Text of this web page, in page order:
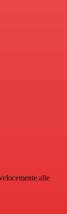
alle